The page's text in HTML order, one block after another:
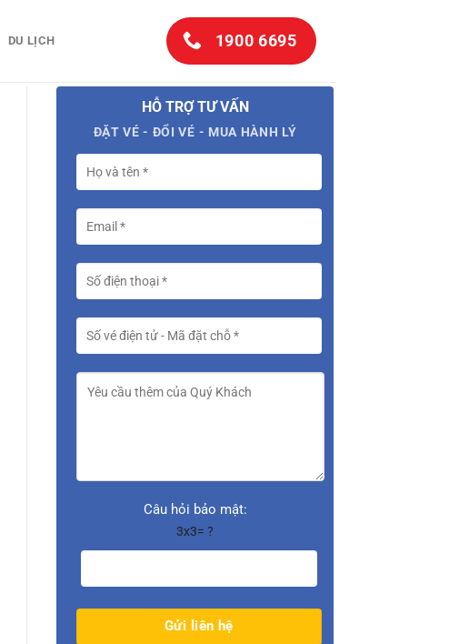
DU LỊCH 1900 6695
HỖ TRỢ TƯ VẤN
ĐẶT VÉ - ĐỔI VÉ - MUA HÀNH LÝ
Câu hỏi bảo mật:
3x3= ?